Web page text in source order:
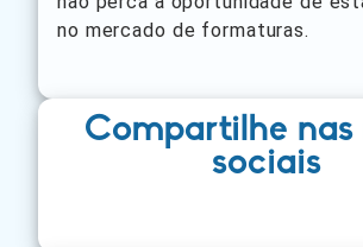
no mercado de formaturas.
Compartilhe nas
sociais